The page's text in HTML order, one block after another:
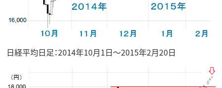
日経平均日足：2014年10月1日～2015年2月20日